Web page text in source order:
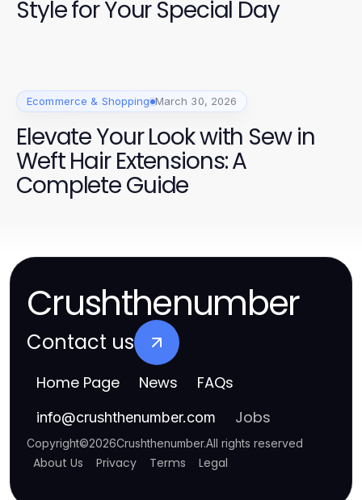
Style for Your Special Day
Ecommerce & Shopping March 30, 2026
Elevate Your Look with Sew in
Weft Hair Extensions: A
Complete Guide
Crushthenumber
Contact us
Home Page News FAQs
info@crushthenumber.com Jobs
Copyright©2026Crushthenumber.All rights reserved
About Us Privacy Terms Legal